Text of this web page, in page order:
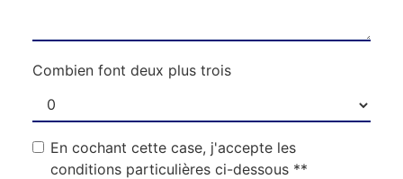
Combien font deux plus trois
En cochant cette case, j'accepte les
conditions particulières ci-dessous **